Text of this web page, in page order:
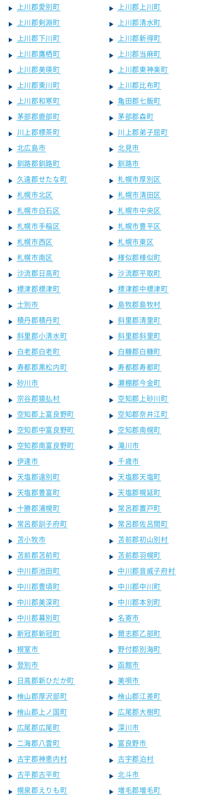
上川郡愛別町
上川郡上川町
上川郡剣淵町
上川郡清水町
上川郡下川町
上川郡新得町
上川郡鷹栖町
上川郡当麻町
上川郡美瑛町
上川郡東神楽町
上川郡東川町
上川郡比布町
上川郡和寒町
亀田郡七飯町
茅部郡鹿部町
茅部郡森町
川上郡標茶町
川上郡弟子屈町
北広島市
北見市
釧路郡釧路町
釧路市
久遠郡せたな町
札幌市厚別区
札幌市北区
札幌市清田区
札幌市白石区
札幌市中央区
札幌市手稲区
札幌市豊平区
札幌市西区
札幌市東区
札幌市南区
様似郡様似町
沙流郡日高町
沙流郡平取町
標津郡標津町
標津郡中標津町
士別市
島牧郡島牧村
積丹郡積丹町
斜里郡清里町
斜里郡小清水町
斜里郡斜里町
白老郡白老町
白糠郡白糠町
寿都郡黒松内町
寿都郡寿都町
砂川市
瀬棚郡今金町
宗谷郡猿払村
空知郡上砂川町
空知郡上富良野町
空知郡奈井江町
空知郡中富良野町
空知郡南幌町
空知郡南富良野町
滝川市
伊達市
千歳市
天塩郡遠別町
天塩郡天塩町
天塩郡豊富町
天塩郡幌延町
十勝郡浦幌町
常呂郡置戸町
常呂郡訓子府町
常呂郡佐呂間町
苫小牧市
苫前郡初山別村
苫前郡苫前町
苫前郡羽幌町
中川郡池田町
中川郡音威子府村
中川郡豊頃町
中川郡中川町
中川郡美深町
中川郡本別町
中川郡幕別町
名寄市
新冠郡新冠町
爾志郡乙部町
根室市
野付郡別海町
登別市
函館市
日高郡新ひだか町
美唄市
檜山郡厚沢部町
檜山郡江差町
檜山郡上ノ国町
広尾郡大樹町
広尾郡広尾町
深川市
二海郡八雲町
富良野市
古宇郡神恵内村
古宇郡泊村
古平郡古平町
北斗市
幌泉郡えりも町
増毛郡増毛町